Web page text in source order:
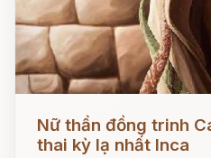
Nữ thần đồng trinh
thai kỳ lạ nhất Inca